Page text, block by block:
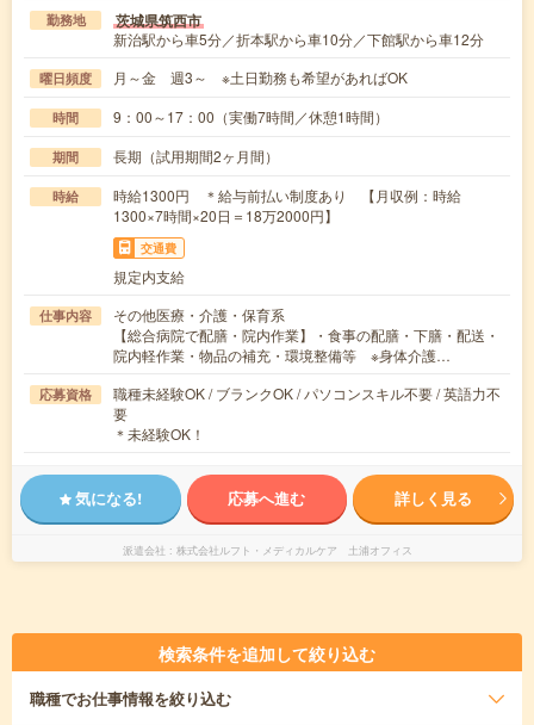
勤務地 茨城県筑西市
新治駅から車5分／折本駅から車10分／下館駅から車12分
曜日頻度 月～金 週3～ ※土日勤務も希望があればOK
時間 9：00～17：00（実働7時間／休憩1時間）
期間 長期（試用期間2ヶ月間）
時給
時給1300円 ＊給与前払い制度あり 【月収例：時給
1300×7時間×20日＝18万2000円】
交通費
規定内支給
仕事内容
その他医療・介護・保育系
【総合病院で配膳・院内作業】・食事の配膳・下膳・配送・
院内軽作業・物品の補充・環境整備等 ※身体介護…
応募資格
職種未経験OK / ブランクOK / パソコンスキル不要 / 英語力不
要
＊未経験OK！
気になる! 応募へ進む 詳しく見る
派遣会社 株式会社ルフト・メディカルケア 土浦オフィス
検索条件を追加して絞り込む
職種でお仕事情報を絞り込む